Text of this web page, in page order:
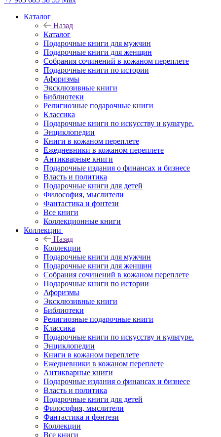
Каталог
Назад
Каталог
Подарочные книги для мужчин
Подарочные книги для женщин
Собрания сочинений в кожаном переплете
Подарочные книги по истории
Афоризмы
Эксклюзивные книги
Библиотеки
Религиозные подарочные книги
Классика
Подарочные книги по искусству и культуре.
Энциклопедии
Книги в кожаном переплете
Ежедневники в кожаном переплете
Антикварные книги
Подарочные издания о финансах и бизнесе
Власть и политика
Подарочные книги для детей
Философия, мыслители
Фантастика и фэнтези
Все книги
Коллекционные книги
Коллекции
Назад
Коллекции
Подарочные книги для мужчин
Подарочные книги для женщин
Собрания сочинений в кожаном переплете
Подарочные книги по истории
Афоризмы
Эксклюзивные книги
Библиотеки
Религиозные подарочные книги
Классика
Подарочные книги по искусству и культуре.
Энциклопедии
Книги в кожаном переплете
Ежедневники в кожаном переплете
Антикварные книги
Подарочные издания о финансах и бизнесе
Власть и политика
Подарочные книги для детей
Философия, мыслители
Фантастика и фэнтези
Коллекции
Все книги